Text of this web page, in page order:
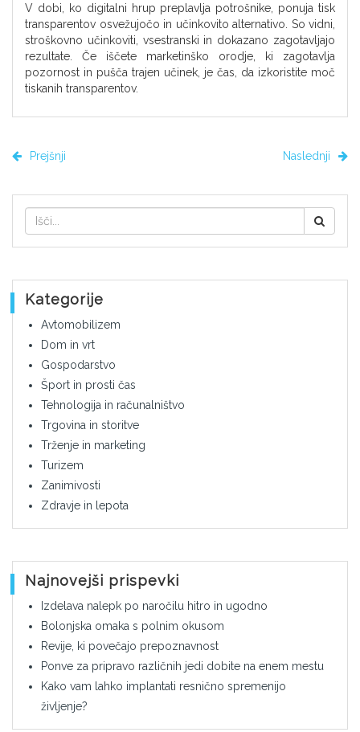
V dobi, ko digitalni hrup preplavlja potrošnike, ponuja tisk
transparentov osvežujočo in učinkovito alternativo. So vidni,
stroškovno učinkoviti, vsestranski in dokazano zagotavljajo
rezultate. Če iščete marketinško orodje, ki zagotavlja
pozornost in pušča trajen učinek, je čas, da izkoristite moč
tiskanih transparentov.
Prejšnji Naslednji
Kategorije
Avtomobilizem
Dom in vrt
Gospodarstvo
Šport in prosti čas
Tehnologija in računalništvo
Trgovina in storitve
Trženje in marketing
Turizem
Zanimivosti
Zdravje in lepota
Najnovejši prispevki
Izdelava nalepk po naročilu hitro in ugodno
Bolonjska omaka s polnim okusom
Revije, ki povečajo prepoznavnost
Ponve za pripravo različnih jedi dobite na enem mestu
Kako vam lahko implantati resnično spremenijo
življenje?